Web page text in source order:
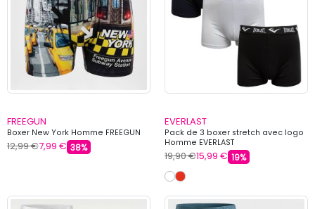
FREEGUN
Boxer New York Homme FREEGUN
12,99 €7,99 € 38%
EVERLAST
Pack de 3 boxer stretch avec logo
Homme EVERLAST
19,90 €15,99 € 19%